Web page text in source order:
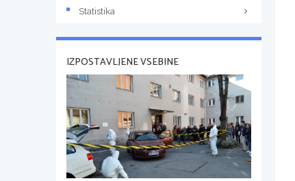
Statistika
IZPOSTAVLJENE VSEBINE